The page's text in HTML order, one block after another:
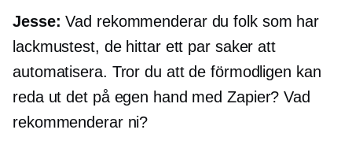
Jesse: Vad rekommenderar du folk som har
lackmustest, de hittar ett par saker att
automatisera. Tror du att de förmodligen kan
reda ut det på egen hand med Zapier? Vad
rekommenderar ni?